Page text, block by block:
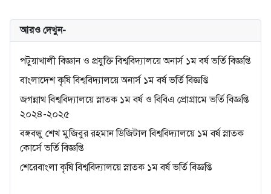
আরও দেখুন-
পটুয়াখালী বিজ্ঞান ও প্রযুক্তি বিশ্ববিদ্যালয়ে অনার্স ১ম বর্ষ ভর্তি বিজ্ঞপ্তি
বাংলাদেশ কৃষি বিশ্ববিদ্যালয়ে অনার্স ১ম বর্ষ ভর্তি বিজ্ঞপ্তি
জগন্নাথ বিশ্ববিদ্যালয়ে স্নাতক ১ম বর্ষ ও বিবিএ প্রোগ্রামে ভর্তি বিজ্ঞপ্তি
২০২৪-২০২৫
বঙ্গবন্ধু শেখ মুজিবুর রহমান ডিজিটাল বিশ্ববিদ্যালয়ে ১ম বর্ষ স্নাতক
কোর্সে ভর্তি বিজ্ঞপ্তি
শেরেবাংলা কৃষি বিশ্ববিদ্যালয়ে স্নাতক ১ম বর্ষ ভর্তি বিজ্ঞপ্তি